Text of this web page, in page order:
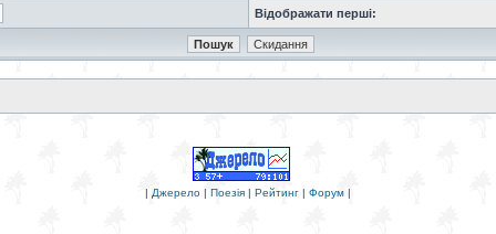
Відображати перші:
| Джерело | Поезія | Рейтинг | Форум |